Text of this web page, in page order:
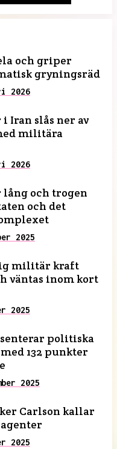
och griper
gryningsräd
2026
Iran slås ner av
militära
2026
lång och trogen
och det
2025
militär kraft
väntas inom kort
2025
politiska
132 punkter
2025
Carlson kallar
2025